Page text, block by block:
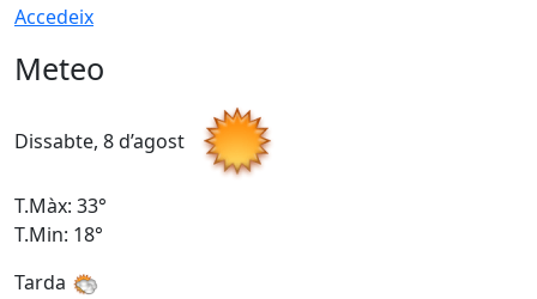
Accedeix
Meteo
Dissabte, 8 d’agost
T.Màx: 33°
T.Min: 18°
Tarda